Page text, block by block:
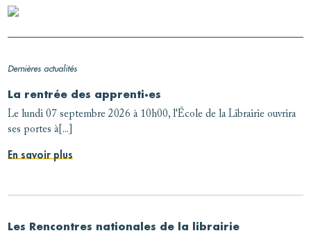
Dernières actualités
La rentrée des apprenti·es
Le lundi 07 septembre 2026 à 10h00, l'École de la Librairie ouvrira
ses portes à[...]
En savoir plus
Les Rencontres nationales de la librairie